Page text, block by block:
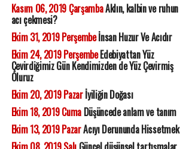
Kasım 06, 2019 ÇarşambaAklın, kalbin ve ruhun
acı çekmesi?
Ekim 31, 2019 Perşembeİnsan Huzur Ve Acıdır
Ekim 24, 2019 PerşembeEdebiyattan Yüz
Çevirdiğimiz Gün Kendimizden de Yüz Çevirmiş
Oluruz
Ekim 20, 2019 Pazarİyiliğin Doğası
Ekim 18, 2019 CumaDüşüncede anlam ve tanım
Ekim 13, 2019 PazarAcıyı Derununda Hissetmek